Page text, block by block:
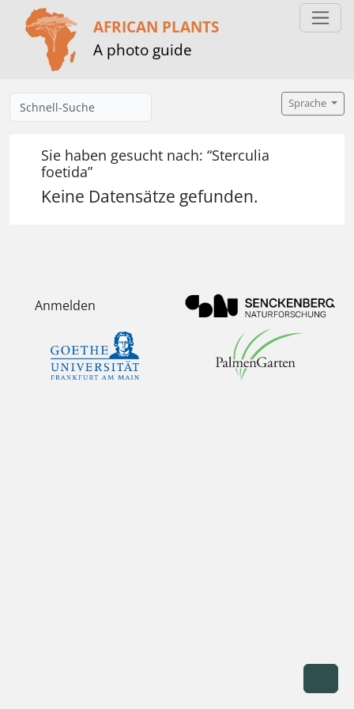
AFRICAN PLANTS
A photo guide
Sprache
Sie haben gesucht nach: “Sterculia
foetida”
Keine Datensätze gefunden.
Anmelden